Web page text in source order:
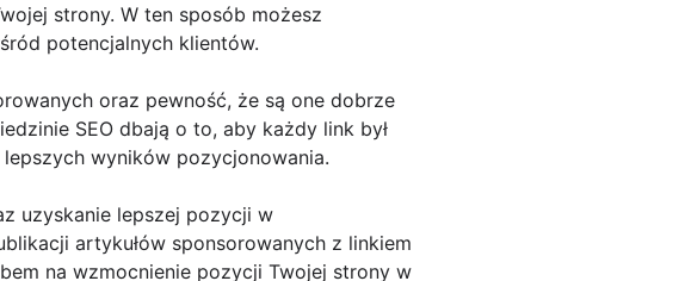
strony. W ten sposób możesz
potencjalnych klientów.
oraz pewność, że są one dobrze
SEO dbają o to, aby każdy link był
wyników pozycjonowania.
uzyskanie lepszej pozycji w
artykułów sponsorowanych z linkiem
na wzmocnienie pozycji Twojej strony w